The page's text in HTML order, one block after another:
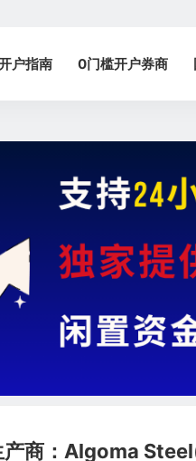
户指南 0门槛开户券商
产商：Algoma